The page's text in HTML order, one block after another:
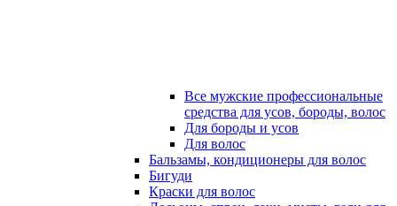
Все мужские профессиональные
средства для усов, бороды, волос
Для бороды и усов
Для волос
Бальзамы, кондиционеры для волос
Бигуди
Краски для волос